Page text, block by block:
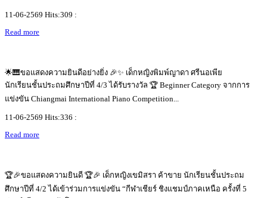
11-06-2569 Hits:309 :
Read more
🌟🎹ขอแสดงความยินดีอย่างยิ่ง 🎉✨ เด็กหญิงพิมพ์ญาดา ศรีนอเพีย
นักเรียนชั้นประถมศึกษาปีที่ 4/3 ได้รับรางวัล 🏆 Beginner Category จากการ
แข่งขัน Chiangmai International Piano Competition...
11-06-2569 Hits:336 :
Read more
🏆🎉ขอแสดงความยินดี 🏆🎉 เด็กหญิงเขมิสรา ค้าขาย นักเรียนชั้นประถม
ศึกษาปีที่ 4/2 ได้เข้าร่วมการแข่งขัน “กีฬาเชียร์ ชิงแชมป์ภาคเหนือ ครั้งที่ 5